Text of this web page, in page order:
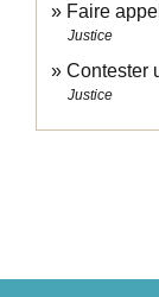
Faire
Justice
Contester
Justice